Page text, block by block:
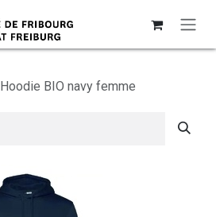
Hoodie BIO navy femme